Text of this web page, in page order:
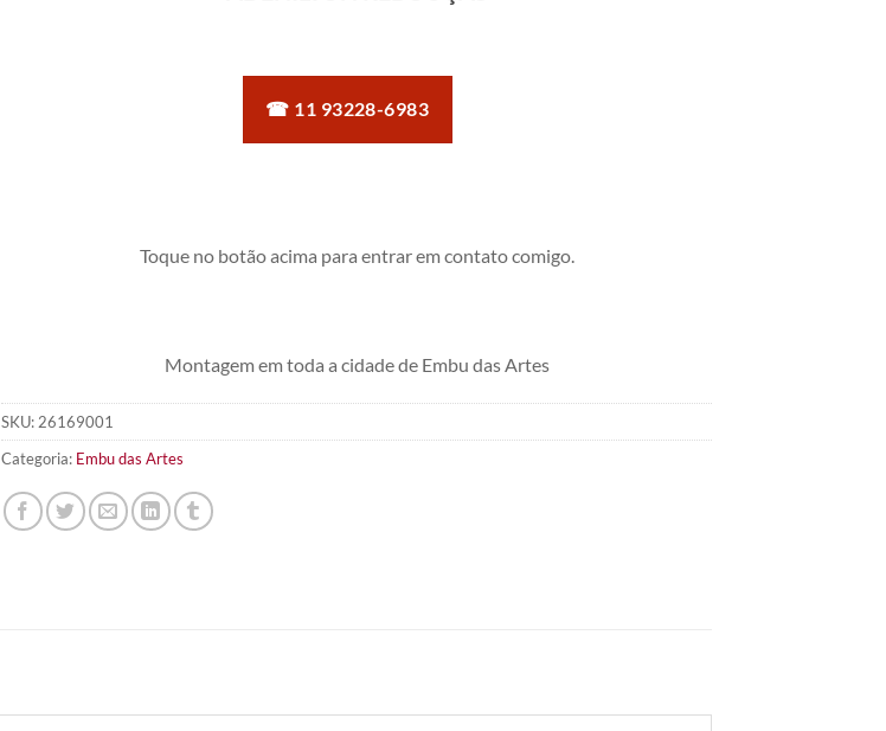
de clientes
☎ 11 93228-6983
Toque no botão acima para entrar em contato comigo.
Montagem em toda a cidade de Embu das Artes
SKU:26169001
Categoria: Embu das Artes